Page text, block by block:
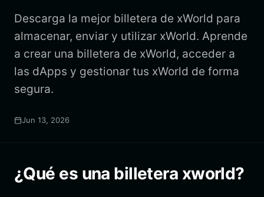
Descarga la mejor billetera de xWorld para
almacenar, enviar y utilizar xWorld. Aprende
a crear una billetera de xWorld, acceder a
las dApps y gestionar tus xWorld de forma
segura.
Jun 13, 2026
¿Qué es una billetera xworld?